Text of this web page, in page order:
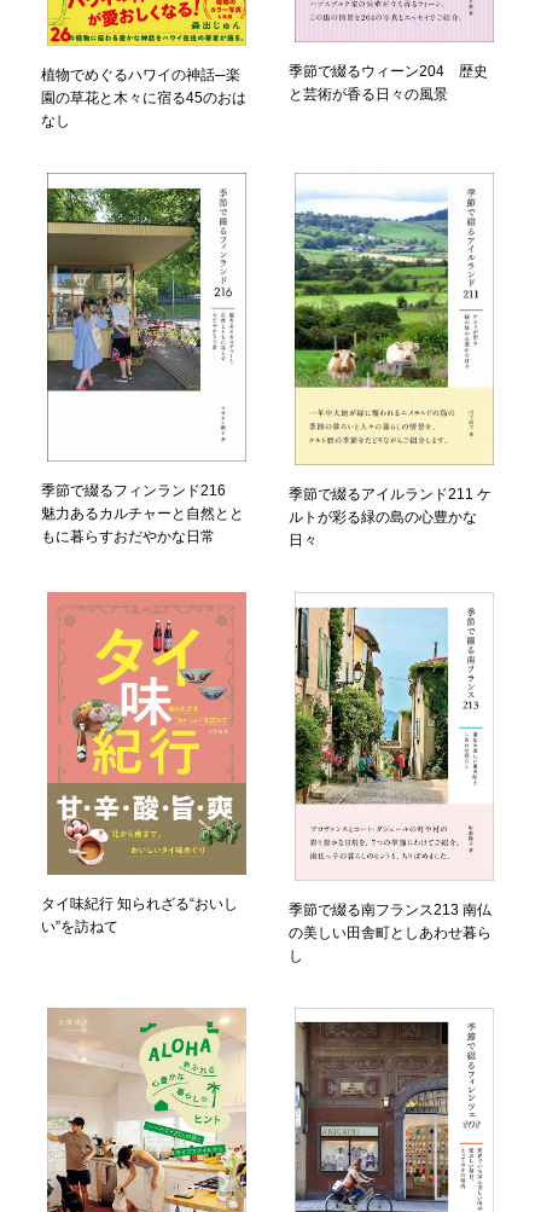
植物でめぐるハワイの神話─楽
園の草花と木々に宿る45のおは
なし
季節で綴るウィーン204 歴史
と芸術が香る日々の風景
季節で綴るフィンランド216
魅力あるカルチャーと自然とと
もに暮らすおだやかな日常
季節で綴るアイルランド211 ケ
ルトが彩る緑の島の心豊かな
日々
タイ味紀行 知られざる“おいし
い”を訪ねて
季節で綴る南フランス213 南仏
の美しい田舎町としあわせ暮ら
し